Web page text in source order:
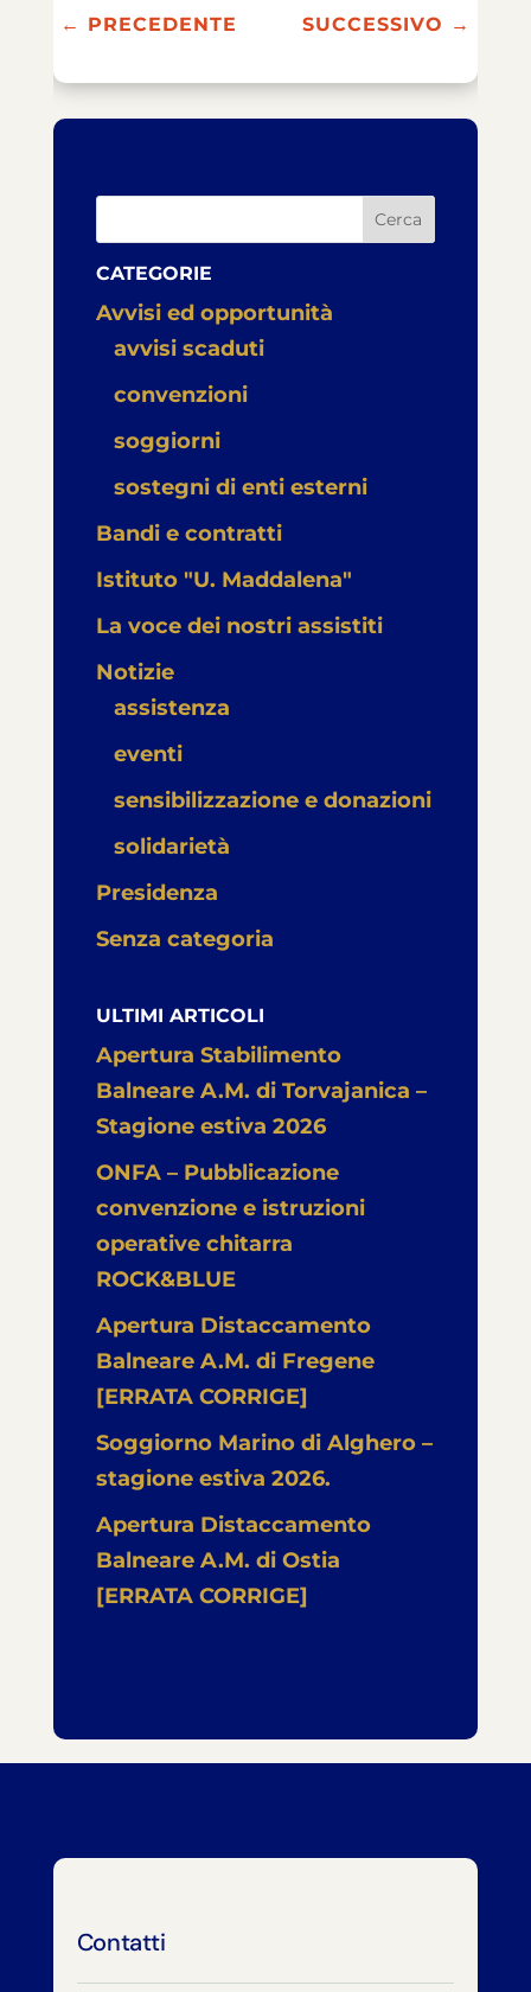
← PRECEDENTE SUCCESSIVO →
Cerca
CATEGORIE
Avvisi ed opportunità
avvisi scaduti
convenzioni
soggiorni
sostegni di enti esterni
Bandi e contratti
Istituto "U. Maddalena"
La voce dei nostri assistiti
Notizie
assistenza
eventi
sensibilizzazione e donazioni
solidarietà
Presidenza
Senza categoria
ULTIMI ARTICOLI
Apertura Stabilimento
Balneare A.M. di Torvajanica –
Stagione estiva 2026
ONFA – Pubblicazione
convenzione e istruzioni
operative chitarra
ROCK&BLUE
Apertura Distaccamento
Balneare A.M. di Fregene
[ERRATA CORRIGE]
Soggiorno Marino di Alghero –
stagione estiva 2026.
Apertura Distaccamento
Balneare A.M. di Ostia
[ERRATA CORRIGE]
Contatti